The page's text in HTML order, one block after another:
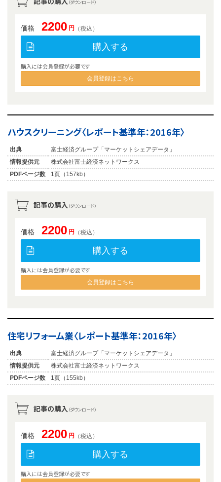
（ダウンロード）
価格 2200 円 （税込）
購入する
購入には会員登録が必要です
会員登録はこちら
ハウスクリーニング〈レポート基準年：2016年〉
出典
富士経済グループ「マーケットシェアデータ」
情報提供元
株式会社富士経済ネットワークス
PDFページ数
1頁（157kb）
記事の購入 （ダウンロード）
価格 2200 円 （税込）
購入する
購入には会員登録が必要です
会員登録はこちら
住宅リフォーム業〈レポート基準年：2016年〉
出典
富士経済グループ「マーケットシェアデータ」
情報提供元
株式会社富士経済ネットワークス
PDFページ数
1頁（155kb）
記事の購入 （ダウンロード）
価格 2200 円 （税込）
購入する
購入には会員登録が必要です